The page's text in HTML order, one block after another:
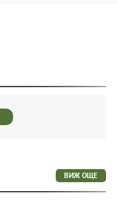
ВИЖ ОЩЕ